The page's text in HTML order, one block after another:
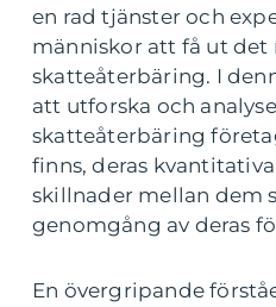
en rad tjänster och
människor att få ut det
skatteåterbäring. I
att utforska och
skatteåterbäring
finns, deras
skillnader mellan dem
genomgång av deras
En övergripande